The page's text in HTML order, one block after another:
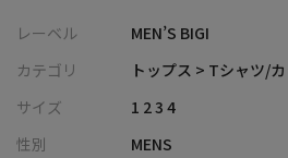
【デザイン/素材】
布帛の立体的なパターンをカットソー
ェアライン。
生地には適度な厚みがあり、光沢感と
レーベル
MEN’S BIGI
カテゴリ
トップス > Tシャツ/
サイズ
1 2 3 4
性別
MENS